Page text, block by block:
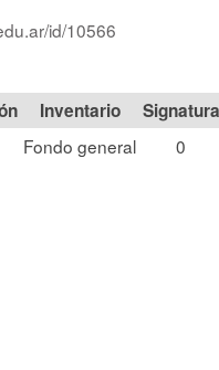
id/10566
Signatura
Fondo general 0